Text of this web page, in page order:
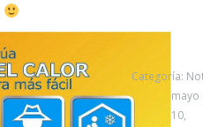
Categoría:
mayo
10,